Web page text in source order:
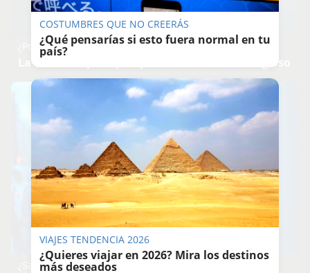
¿Por qué se contagia?
La ciencia explica por qué el bostezo es contagioso
¿Sabes qué baja tu ánimo?
COSTUMBRES QUE NO CREERÁS
¿Qué pensarías si esto fuera normal en tu
país?
VIAJES TENDENCIA 2026
¿Quieres viajar en 2026? Mira los destinos
más deseados